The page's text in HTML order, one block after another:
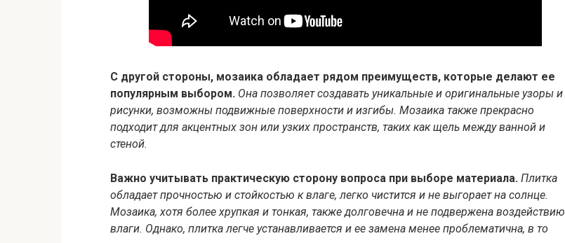
С другой стороны, мозаика обладает рядом преимуществ, которые делают ее
популярным выбором. Она позволяет создавать уникальные и оригинальные узоры и
рисунки, возможны подвижные поверхности и изгибы. Мозаика также прекрасно
подходит для акцентных зон или узких пространств, таких как щель между ванной и
стеной.
Важно учитывать практическую сторону вопроса при выборе материала. Плитка
обладает прочностью и стойкостью к влаге, легко чистится и не выгорает на солнце.
Мозаика, хотя более хрупкая и тонкая, также долговечна и не подвержена воздействию
влаги. Однако, плитка легче устанавливается и ее замена менее проблематична, в то